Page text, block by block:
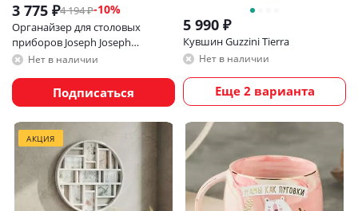
3 775 ₽4 194₽-10%
Органайзер для столовых
приборов Joseph Joseph
drawerstore bamboo
Нет в наличии
Подписаться
5 990 ₽
Кувшин Guzzini Tierra
Нет в наличии
Еще 2 варианта
АКЦИЯ